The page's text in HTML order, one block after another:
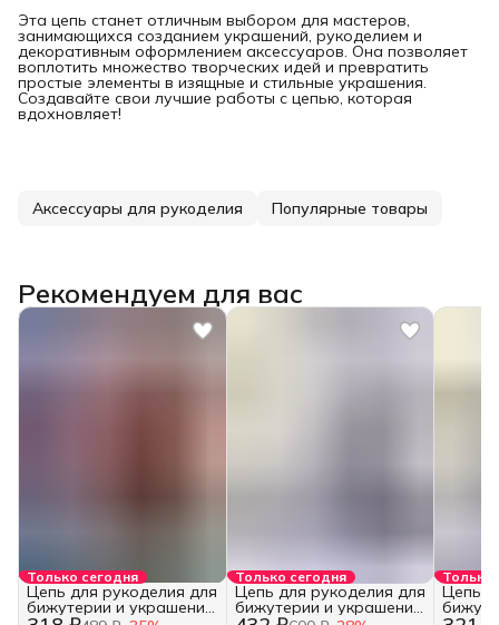
Эта цепь станет отличным выбором для мастеров,
занимающихся созданием украшений, рукоделием и
декоративным оформлением аксессуаров. Она позволяет
воплотить множество творческих идей и превратить
простые элементы в изящные и стильные украшения.
Создавайте свои лучшие работы с цепью, которая
вдохновляет!
Аксессуары для рукоделия Популярные товары
Рекомендуем для вас
Только сегодня
Цепь для рукоделия для
бижутерии и украшений
Только сегодня
Цепь для рукоделия для
бижутерии и украшений
Только
Цепь